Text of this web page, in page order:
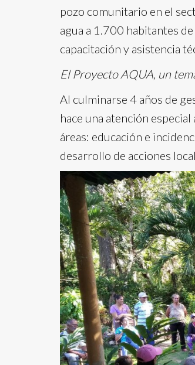
pozo comunitario en el
agua a 1.700 habitantes
capacitación y asistencia
El Proyecto AQUA, un
Al culminarse 4 años de
hace una atención
áreas: educación e
desarrollo de acciones